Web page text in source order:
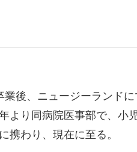
後、ニュージーランド
より同病院医事部で、小
わり、現在に至る。